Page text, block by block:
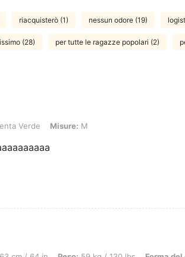
riacquisterò (1) nessun odore (19)
(28) per tutte le ragazze popolari (2)
Misure: M
Verde Misure: M